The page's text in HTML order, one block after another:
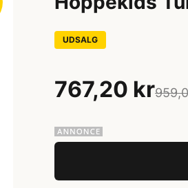
UDSALG
767,20 kr